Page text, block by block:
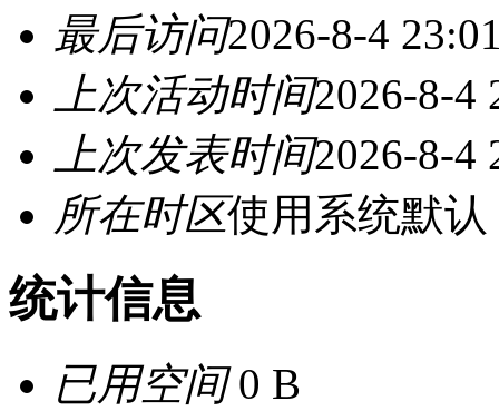
最后访问2026-8-4
上次活动时间2026-8-4
上次发表时间2026-8-4
所在时区使用系统默认
统计信息
已用空间0 B